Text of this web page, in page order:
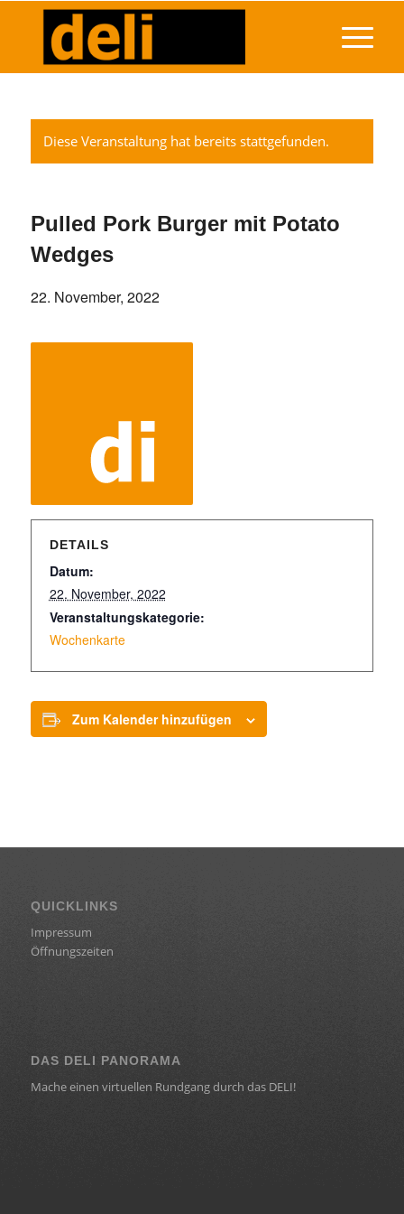
Diese Veranstaltung hat bereits stattgefunden.
Pulled Pork Burger mit Potato
Wedges
22. November, 2022
DETAILS
Datum:
22. November, 2022
Veranstaltungskategorie:
Wochenkarte
Zum Kalender hinzufügen
QUICKLINKS
Impressum
Öffnungszeiten
DAS DELI PANORAMA
Mache einen virtuellen Rundgang durch das DELI!